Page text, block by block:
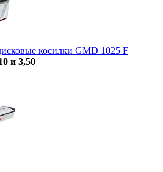
косилки GMD 1025 F
и 3,50